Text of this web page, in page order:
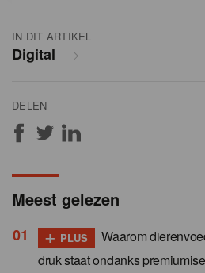
IN DIT ARTIKEL
Digital
DELEN
Meest gelezen
+ PLUS
Waarom
druk staat ondanks